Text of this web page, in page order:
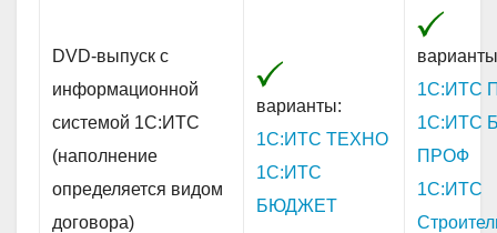
DVD-выпуск с
информационной
системой 1С:ИТС
(наполнение
определяется видом
договора)
варианты:
1С:ИТС ТЕХНО
1С:ИТС
БЮДЖЕТ
1С:ИТС
1С:ИТС
ПРОФ
1С:ИТС